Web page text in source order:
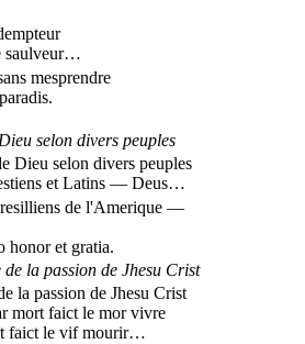
saulveur…
mesprendre
selon divers peuples
Dieu selon divers peuples
et Latins — Deus…
de l'Amerique —
honor et gratia.
de la passion de Jhesu Crist
la passion de Jhesu Crist
mort faict le mor vivre
faict le vif mourir…